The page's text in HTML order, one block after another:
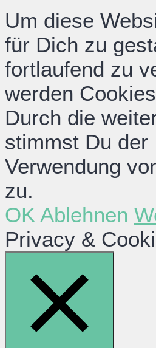
Um diese
für Dich zu
fortlaufend zu
werden
Durch die
stimmst Du der
Verwendung
zu.
OK Ablehnen
Privacy &